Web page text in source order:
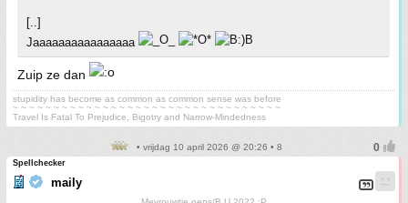
[..]
Jaaaaaaaaaaaaaaaa
Zuip ze dan
stupidity has become as common as common sense was before
~ ~ ~ ~ ~ ~ ~ ~ ~ ~ ~ ~ ~ ~ ~ ~ ~ ~ ~ ~ ~ ~ ~ ~ ~ ~ ~ ~ ~ ~ ~ ~ ~
Travel Is Fatal To Prejudice, Bigotry and Narrow-Mindedness
• vrijdag 10 april 2026 @ 20:26 • 8
Spellchecker
maily